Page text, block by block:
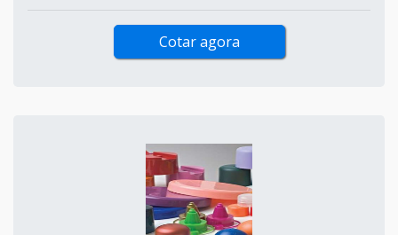
Cotar agora